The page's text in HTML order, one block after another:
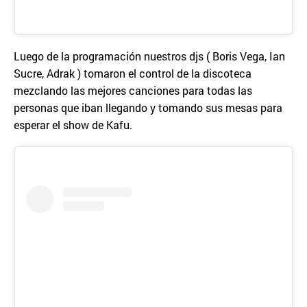
Luego de la programación nuestros djs ( Boris Vega, Ian
Sucre, Adrak ) tomaron el control de la discoteca
mezclando las mejores canciones para todas las
personas que iban llegando y tomando sus mesas para
esperar el show de Kafu.